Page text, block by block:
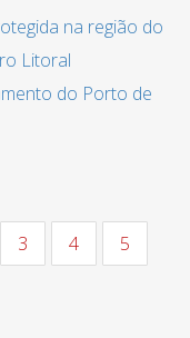
na região do
Litoral
do Porto de
3 4
5